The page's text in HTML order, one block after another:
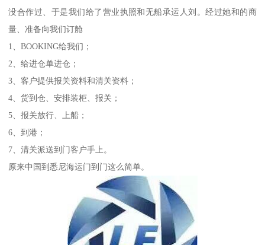
没合作过、于是我们给了营业执照和无船承运人刘。经过她和的商
量、准备向我们订舱
1、BOOKING给我们；
2、给进仓单进仓；
3、客户提供报关资料和清关资料；
4、货到仓、安排装柜、报关；
5、报关放行、上船；
6、到港；
7、清关派送到门客户手上。
原来中国到悉尼海运门到门这么简单。